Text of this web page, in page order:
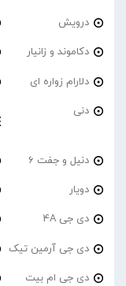
درویش
دکاموند و زانیار
دلارام زواره ای
دنی
دنیل و جفت 6
دویار
دی جی 4A
دی جی آرمین تیک
دی جی ام بیت